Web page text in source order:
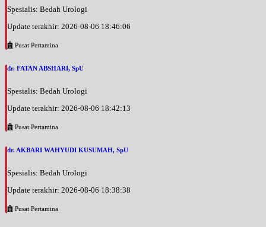
Spesialis: Bedah Urologi
Update terakhir: 2026-08-06 18:46:06
Pusat Pertamina
dr. FATAN ABSHARI, SpU
Spesialis: Bedah Urologi
Update terakhir: 2026-08-06 18:42:13
Pusat Pertamina
dr. AKBARI WAHYUDI KUSUMAH, SpU
Spesialis: Bedah Urologi
Update terakhir: 2026-08-06 18:38:38
Pusat Pertamina